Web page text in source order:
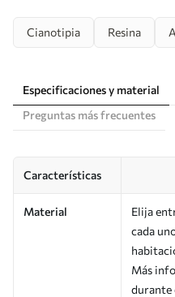
Cianotipia Resina
Especificaciones y material
Preguntas más frecuentes
Características
Material
Elija
cada
Más
durante